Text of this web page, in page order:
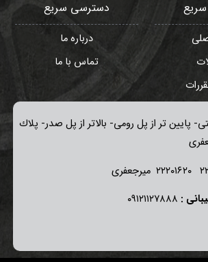
دسترسی سریع
درباره ما
تماس با ما
پايين تر از پل رومی- بالاتر از پل صدر- پلاك
: